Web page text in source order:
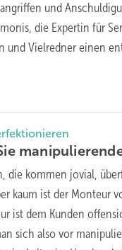
und
die Expertin für
und Vielredner einen
die kommen jovial,
kaum ist der Monteur
ist dem Kunden
sich also vor